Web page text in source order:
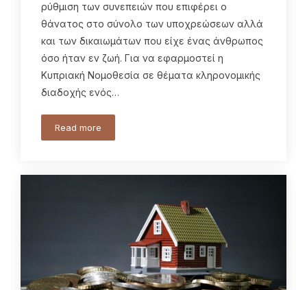
ρύθμιση των συνεπειών που επιφέρει ο
θάνατος στο σύνολο των υποχρεώσεων αλλά
και των δικαιωμάτων που είχε ένας άνθρωπος
όσο ήταν εν ζωή. Για να εφαρμοστεί η
Κυπριακή Νομοθεσία σε θέματα κληρονομικής
διαδοχής ενός…
Read more